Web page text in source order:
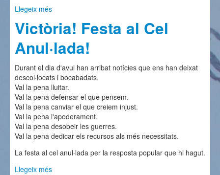
Llegeix més
Victòria! Festa al Cel
Anul·lada!
Durant el dia d'avui han arribat notícies que ens han deixat
descol·locats i bocabadats.
Val la pena lluitar.
Val la pena defensar el que pensem.
Val la pena canviar el que creiem injust.
Val la pena l'apoderament.
Val la pena desobeir les guerres.
Val la pena dedicar els recursos als més necessitats.
La festa al cel anul·lada per la resposta popular que hi hagut.
Llegeix més